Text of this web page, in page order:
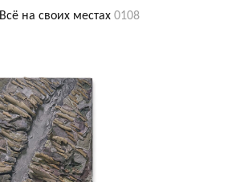
Всё на своих местах 0108